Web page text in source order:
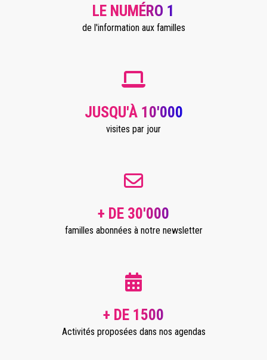
LE NUMÉRO 1
de l'information aux familles
JUSQU'À 10'000
visites par jour
+ DE 30'000
familles abonnées à notre newsletter
+ DE 1500
Activités proposées dans nos agendas